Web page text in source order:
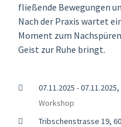
fließende Bewegungen
Nach der Praxis wartet
Moment zum
Geist zur Ruhe bringt.
07.11.2025 -
Workshop
Tribschenstrasse 19,